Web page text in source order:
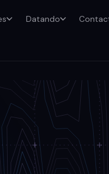
Datando